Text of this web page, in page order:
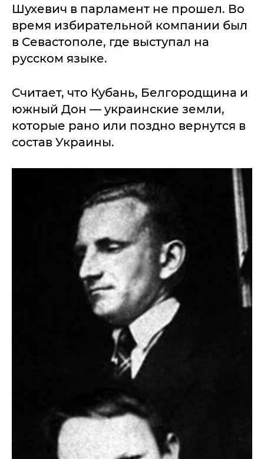
Шухевич в парламент не прошел. Во
время избирательной компании был
в Севастополе, где выступал на
русском языке.
Считает, что Кубань, Белгородщина и
южный Дон — украинские земли,
которые рано или поздно вернутся в
состав Украины.